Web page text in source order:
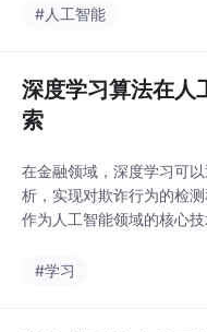
智能音响等。同时，机
等，提高人们的生活质
量。在生产线上，机
和模式，从而识别出代
模型对代码进行词嵌
入、代码向量表示等处
理，然后通过分类、聚
的问题。1.静态代码分
析：AI可以通过静态代
码分析技术，对代码进
测代码中的错误、漏
#人工智能
深度学习算法在人
索
在金融领域，深度学习可
析，实现对欺诈行为的检
作为人工智能领域的核心
计算能力的提升和算法优
#学习